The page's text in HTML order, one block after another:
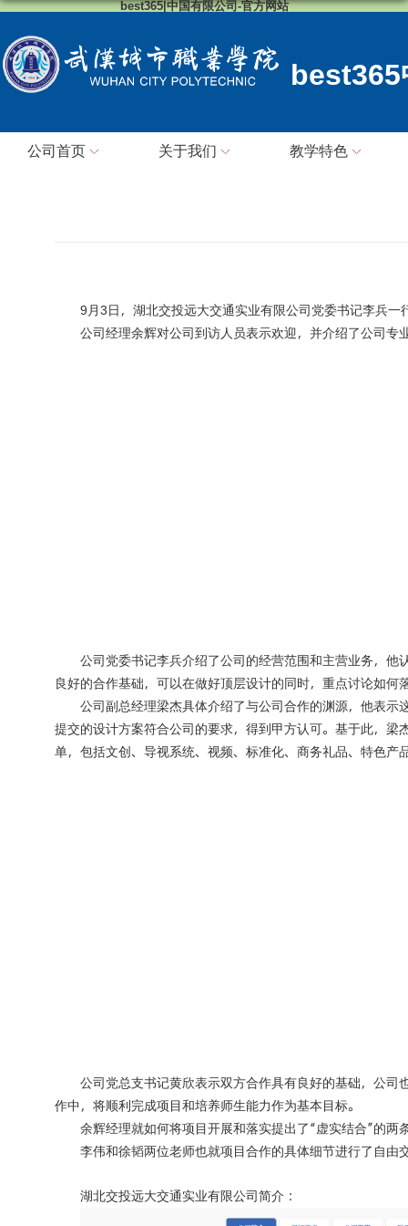
best365|中国有限公司-官方网站
best365
公司首页 关于我们 教学特色
9月3日，湖北交投远大交通实业有限公司党委书记李兵
公司经理余辉对公司到访人员表示欢迎，并介绍了公司
公司党委书记李兵介绍了公司的经营范围和主营业务，
良好的合作基础，可以在做好顶层设计的同时，重点讨论如何
公司副总经理梁杰具体介绍了与公司合作的渊源，他表
提交的设计方案符合公司的要求，得到甲方认可。基于此，
单，包括文创、导视系统、视频、标准化、商务礼品、特色
公司党总支书记黄欣表示双方合作具有良好的基础，公
作中，将顺利完成项目和培养师生能力作为基本目标。
余辉经理就如何将项目开展和落实提出了“虚实结合”的
李伟和徐韬两位老师也就项目合作的具体细节进行了自由
湖北交投远大交通实业有限公司简介：